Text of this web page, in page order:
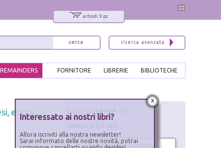
articoli: 0 pz.
BIBLIOTECHE
LIBRERIE
FORNITORE
REMAINDERS
etiopi € 16.19
aggiungi al carrello
x
Interessato ai nostri libri?
Allora iscriviti alla nostra newsletter!
Sarai informato delle nostre novità, potrai